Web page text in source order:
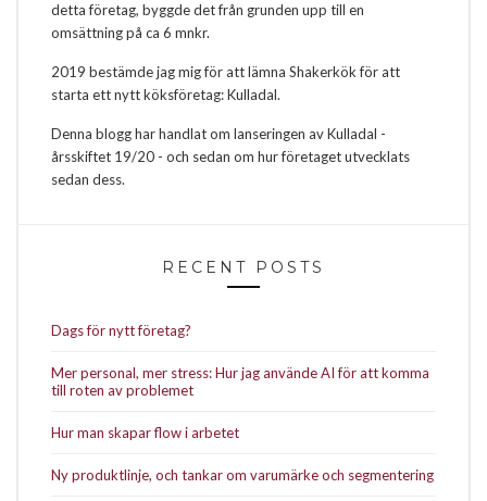
detta företag, byggde det från grunden upp till en
omsättning på ca 6 mnkr.
2019 bestämde jag mig för att lämna Shakerkök för att
starta ett nytt köksföretag: Kulladal.
Denna blogg har handlat om lanseringen av Kulladal -
årsskiftet 19/20 - och sedan om hur företaget utvecklats
sedan dess.
RECENT POSTS
Dags för nytt företag?
Mer personal, mer stress: Hur jag använde AI för att komma
till roten av problemet
Hur man skapar flow i arbetet
Ny produktlinje, och tankar om varumärke och segmentering